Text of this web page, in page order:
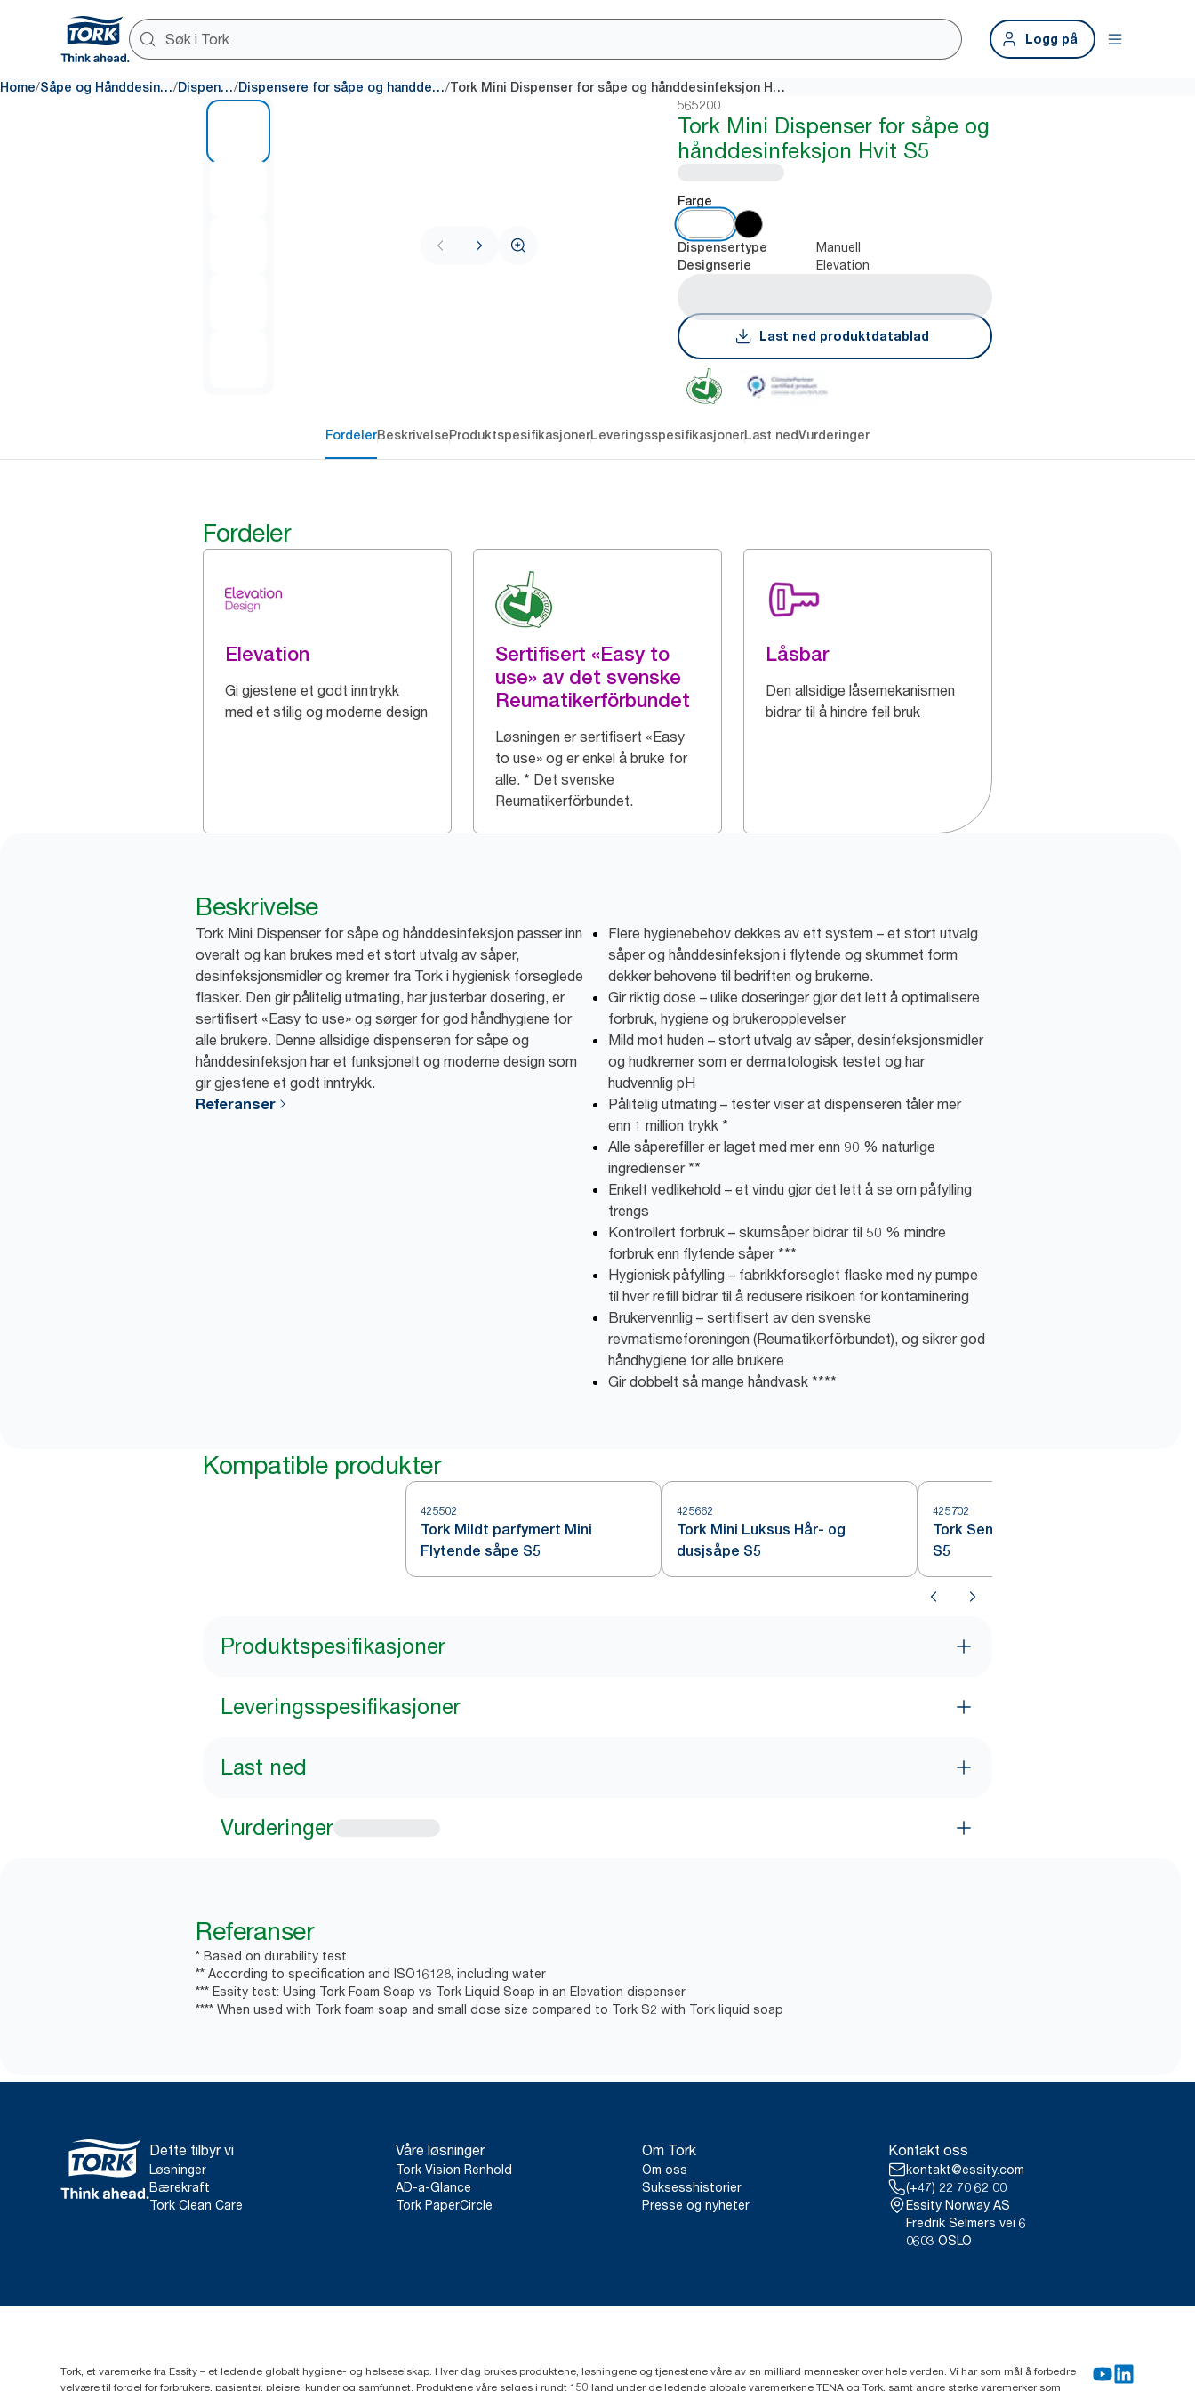
Logg på
Home/ Såpe og Hånddesinfeksjon/ Dispensere/ Dispensere for såpe og handdesinfeksjon/ Tork Mini Dispenser for såpe og hånddesinfeksjon Hvit S5
565200
Tork Mini Dispenser for såpe og
hånddesinfeksjon Hvit S5
Farge
Dispensertype Manuell
Designserie Elevation
Last ned produktdatablad
FordelerBeskrivelseProduktspesifikasjonerLeveringsspesifikasjonerLast nedVurderinger
Fordeler
Elevation
Gi gjestene et godt inntrykk
med et stilig og moderne design
Sertifisert «Easy to
use» av det svenske
Reumatikerförbundet
Løsningen er sertifisert «Easy
to use» og er enkel å bruke for
alle. * Det svenske
Reumatikerförbundet.
Låsbar
Den allsidige låsemekanismen
bidrar til å hindre feil bruk
Beskrivelse
Tork Mini Dispenser for såpe og hånddesinfeksjon passer inn
overalt og kan brukes med et stort utvalg av såper,
desinfeksjonsmidler og kremer fra Tork i hygienisk forseglede
flasker. Den gir pålitelig utmating, har justerbar dosering, er
sertifisert «Easy to use» og sørger for god håndhygiene for
alle brukere. Denne allsidige dispenseren for såpe og
hånddesinfeksjon har et funksjonelt og moderne design som
gir gjestene et godt inntrykk.
Referanser
Flere hygienebehov dekkes av ett system – et stort utvalg
såper og hånddesinfeksjon i flytende og skummet form
dekker behovene til bedriften og brukerne.
Gir riktig dose – ulike doseringer gjør det lett å optimalisere
forbruk, hygiene og brukeropplevelser
Mild mot huden – stort utvalg av såper, desinfeksjonsmidler
og hudkremer som er dermatologisk testet og har
hudvennlig pH
Pålitelig utmating – tester viser at dispenseren tåler mer
enn 1 million trykk *
Alle såperefiller er laget med mer enn 90 % naturlige
ingredienser **
Enkelt vedlikehold – et vindu gjør det lett å se om påfylling
trengs
Kontrollert forbruk – skumsåper bidrar til 50 % mindre
forbruk enn flytende såper ***
Hygienisk påfylling – fabrikkforseglet flaske med ny pumpe
til hver refill bidrar til å redusere risikoen for kontaminering
Brukervennlig – sertifisert av den svenske
revmatismeforeningen (Reumatikerförbundet), og sikrer god
håndhygiene for alle brukere
Gir dobbelt så mange håndvask ****
Kompatible produkter
425502
Tork Mildt parfymert Mini
Flytende såpe S5
425662
Tork Mini Luksus Hår- og
dusjsåpe S5
425702
Tork Sensitiv Mini Flytende såpe
S5
Produktspesifikasjoner
Leveringsspesifikasjoner
Last ned
Vurderinger
Referanser
* Based on durability test
** According to specification and ISO16128, including water
*** Essity test: Using Tork Foam Soap vs Tork Liquid Soap in an Elevation dispenser
**** When used with Tork foam soap and small dose size compared to Tork S2 with Tork liquid soap
Dette tilbyr vi
Løsninger
Bærekraft
Tork Clean Care
Våre løsninger
Tork Vision Renhold
AD-a-Glance
Tork PaperCircle
Om Tork
Om oss
Suksesshistorier
Presse og nyheter
Kontakt oss
kontakt@essity.com
(+47) 22 70 62 00
Essity Norway AS
Fredrik Selmers vei 6
0603 OSLO
Tork, et varemerke fra Essity – et ledende globalt hygiene- og helseselskap. Hver dag brukes produktene, løsningene og tjenestene våre av en milliard mennesker over hele verden. Vi har som mål å forbedre
velvære til fordel for forbrukere, pasienter, pleiere, kunder og samfunnet. Produktene våre selges i rundt 150 land under de ledende globale varemerkene TENA og Tork, samt andre sterke varemerker som